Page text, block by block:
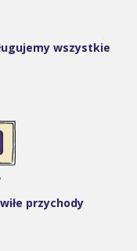
wszystkie
przychody